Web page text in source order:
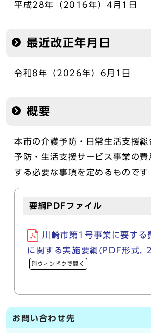
平成28年（2016年）4月1日
最近改正年月日
令和8年（2026年）6月1日
概要
本市の介護予防・日常生活支援
予防・生活支援サービス事業の費
する必要な事項を定めるものです
要綱PDFファイル
川崎市第1号事業に要する
に関する実施要綱(PDF形式,
別ウィンドウで開く
お問い合わせ先